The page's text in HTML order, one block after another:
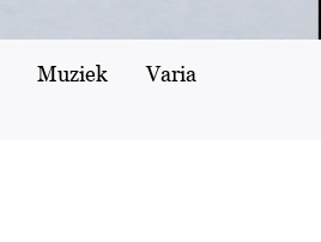
Muziek Varia